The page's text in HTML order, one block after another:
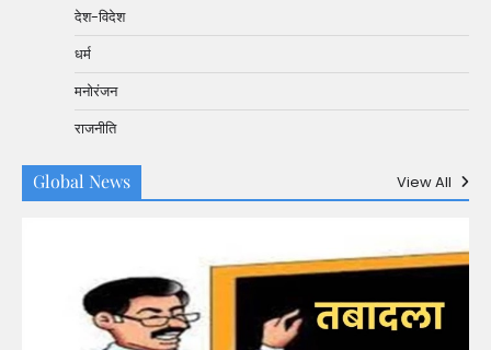
देश-विदेश
धर्म
मनोरंजन
राजनीति
Global News View All